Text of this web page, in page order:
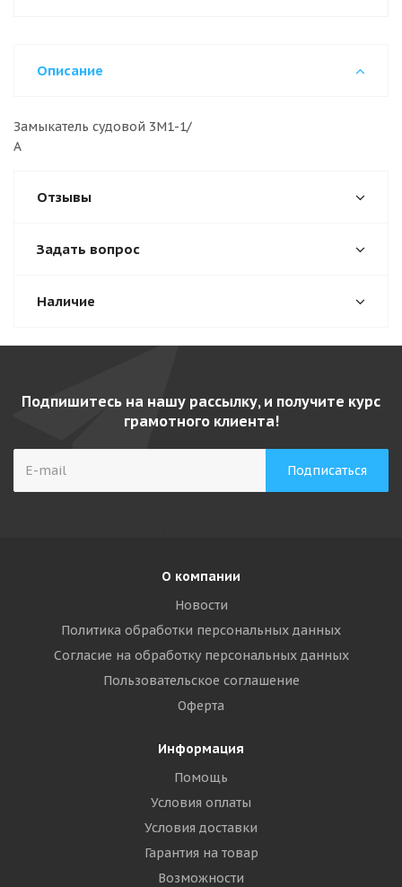
Описание
Замыкатель судовой 3М1-1/
Отзывы
Задать вопрос
Наличие
Подпишитесь на нашу рассылку, и получите курс
грамотного клиента!
О компании
Новости
Политика обработки персональных данных
Согласие на обработку персональных данных
Пользовательское соглашение
Оферта
Информация
Помощь
Условия оплаты
Условия доставки
Гарантия на товар
Возможности